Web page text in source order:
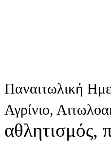
Παναιτωλική
Αγρίνιο,
αθλητισμός,